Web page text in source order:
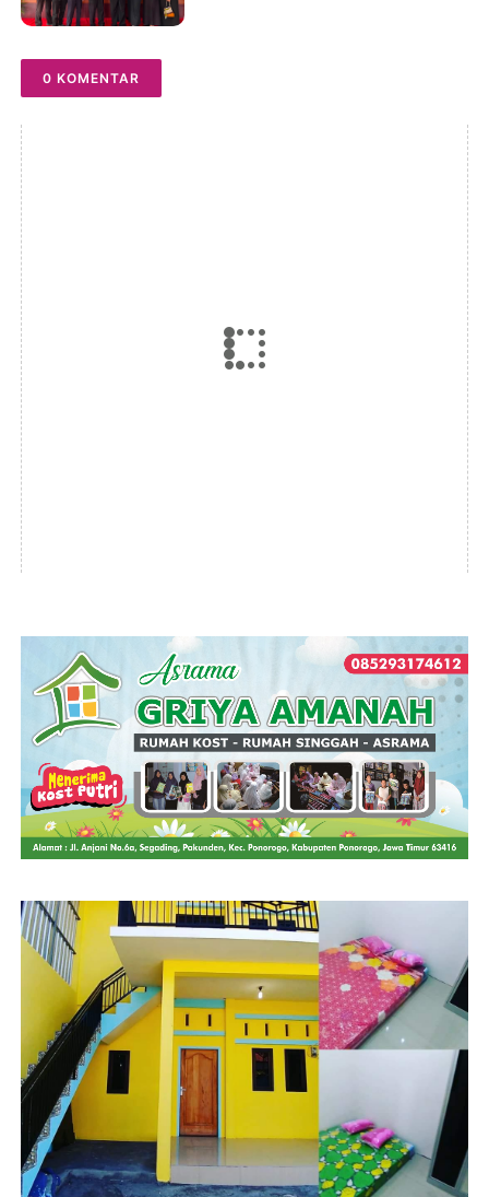
0 KOMENTAR